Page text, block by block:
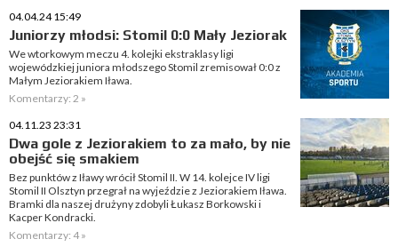
04.04.24 15:49
Juniorzy młodsi: Stomil 0:0 Mały Jeziorak
We wtorkowym meczu 4. kolejki ekstraklasy ligi
wojewódzkiej juniora młodszego Stomil zremisował 0:0 z
Małym Jeziorakiem Iława.
Komentarzy: 2 »
04.11.23 23:31
Dwa gole z Jeziorakiem to za mało, by nie
obejść się smakiem
Bez punktów z Iławy wrócił Stomil II. W 14. kolejce IV ligi
Stomil II Olsztyn przegrał na wyjeździe z Jeziorakiem Iława.
Bramki dla naszej drużyny zdobyli Łukasz Borkowski i
Kacper Kondracki.
Komentarzy: 4 »